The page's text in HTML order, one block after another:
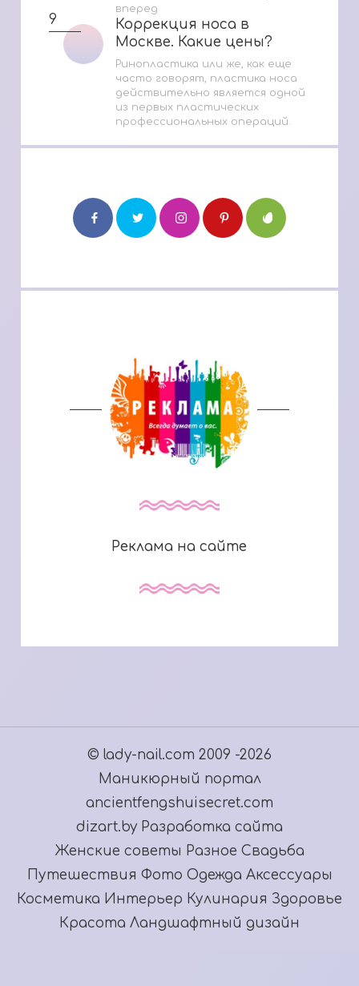
вперед
9
Коррекция носа в
Москве. Какие цены?
Коррекция носа в
Москве. Какие цены?
Ринопластика или же, как еще
часто говорят, пластика носа
действительно является одной
из первых пластических
профессиональных операций.
Реклама на сайте
© lady-nail.com 2009 -2026
Маникюрный портал
ancientfengshuisecret.com
dizart.by Разработка сайта
Женские советы Разное Свадьба
Путешествия Фото Одежда Аксессуары
Косметика Интерьер Кулинария Здоровье
Красота Ландшафтный дизайн